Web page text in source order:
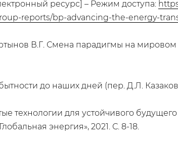
ресурс] – Режим доступа:
reports/bp-advancing-the-energy-
В.Г. Смена парадигмы на
до наших дней (пер. Д.Л.
технологии для устойчивого
энергия», 2021. С. 8-18.